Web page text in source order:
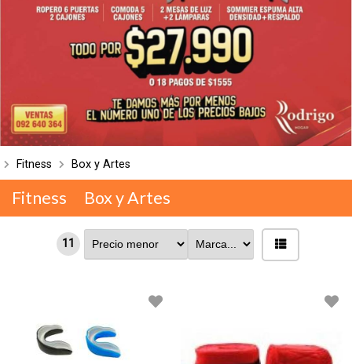
Fitness Box y Artes
Fitness Box y Artes
11